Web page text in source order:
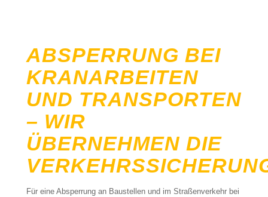
ABSPERRUNG BEI
KRANARBEITEN
UND TRANSPORTEN
– WIR
ÜBERNEHMEN DIE
Für eine Absperrung an Baustellen und im Straßenverkehr bei